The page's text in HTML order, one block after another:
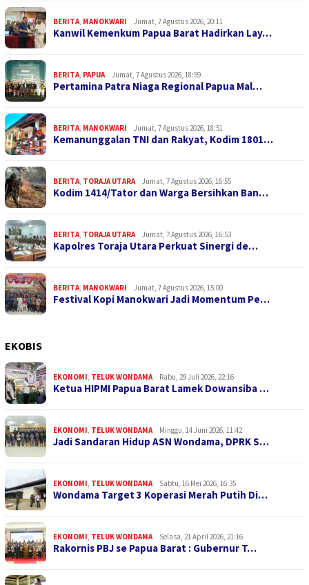
BERITA, MANOKWARI Jumat, 7 Agustus 2026, 20:11
Kanwil Kemenkum Papua Barat Hadirkan Lay…
BERITA, PAPUA Jumat, 7 Agustus 2026, 18:59
Pertamina Patra Niaga Regional Papua Mal…
BERITA, MANOKWARI Jumat, 7 Agustus 2026, 18:51
Kemanunggalan TNI dan Rakyat, Kodim 1801…
BERITA, TORAJA UTARA Jumat, 7 Agustus 2026, 16:55
Kodim 1414/Tator dan Warga Bersihkan Ban…
BERITA, TORAJA UTARA Jumat, 7 Agustus 2026, 16:53
Kapolres Toraja Utara Perkuat Sinergi de…
BERITA, MANOKWARI Jumat, 7 Agustus 2026, 15:00
Festival Kopi Manokwari Jadi Momentum Pe…
EKOBIS
EKONOMI, TELUK WONDAMA Rabu, 29 Juli 2026, 22:16
Ketua HIPMI Papua Barat Lamek Dowansiba …
EKONOMI, TELUK WONDAMA Minggu, 14 Juni 2026, 11:42
Jadi Sandaran Hidup ASN Wondama, DPRK S…
EKONOMI, TELUK WONDAMA Sabtu, 16 Mei 2026, 16:35
Wondama Target 3 Koperasi Merah Putih Di…
EKONOMI, TELUK WONDAMA Selasa, 21 April 2026, 21:16
Rakornis PBJ se Papua Barat : Gubernur T…